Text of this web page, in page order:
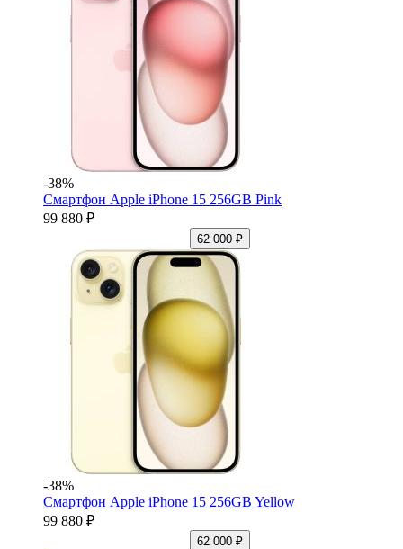
-38%
Смартфон Apple iPhone 15 256GB Pink
99 880 ₽
62 000 ₽
-38%
Смартфон Apple iPhone 15 256GB Yellow
99 880 ₽
62 000 ₽